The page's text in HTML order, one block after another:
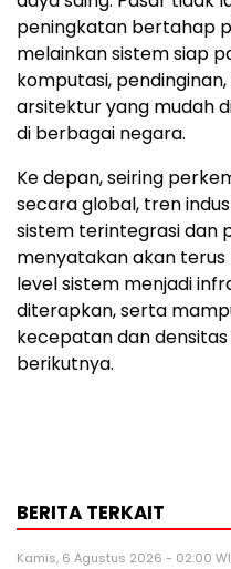
peningkatan bertahap
melainkan sistem siap
komputasi,
arsitektur yang mudah
di berbagai negara.
Ke depan, seiring
secara global, tren
sistem terintegrasi dan
menyatakan akan
level sistem menjadi
diterapkan, serta
kecepatan dan
berikutnya.
BERITA TERKAIT
Kamis, 6 Agustus 2026 - 02:00